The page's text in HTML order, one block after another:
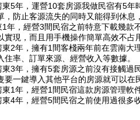
5年，運營10套房源我做民宿有5年
，防止客源流失的同時又能得到休息
年，經營3間民宿之前特意下載幾款
實現，而且用手機操作簡單高效不占
2年，擁有1間客棧兩年前在雲南大
住率、訂單來源、經營收入等數據。
3年，擁有5套房源之前沒有接觸過
要一鍵導入其他平台的房源就可以在
1年，經營1間民宿這款房源管理軟
4年，經營5間民宿之前使用過很